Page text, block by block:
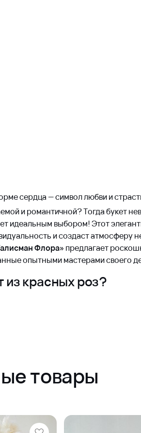
сердца — символ любви и
и романтичной? Тогда букет
идеальным выбором! Этот
и создаст атмосферу
Флора» предлагает
опытными мастерами своего
из красных роз?
истинной любви и глубоких
долговечностью благодаря
уходу наших
товары